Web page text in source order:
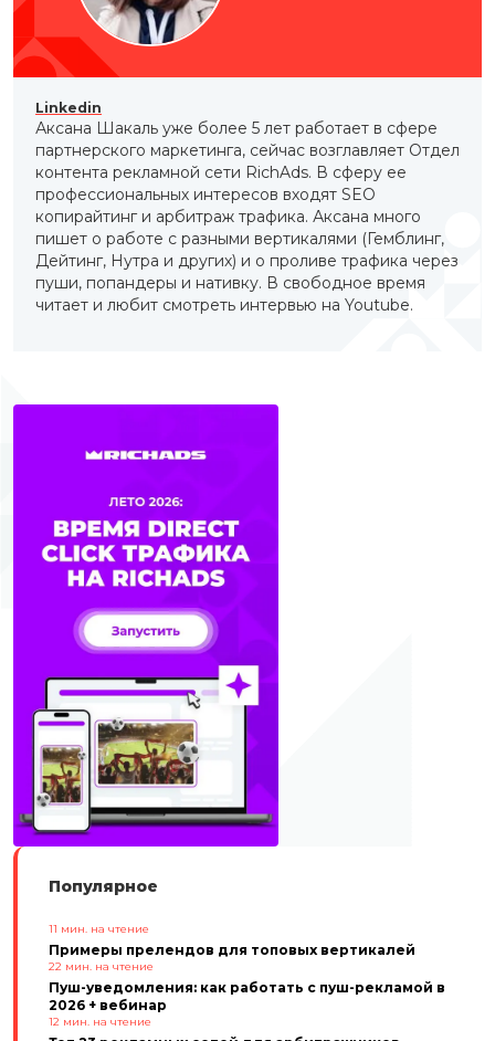
Linkedin
Аксана Шакаль уже более 5 лет работает в сфере
партнерского маркетинга, сейчас возглавляет Отдел
контента рекламной сети RichAds. В сферу ее
профессиональных интересов входят SEO
копирайтинг и арбитраж трафика. Аксана много
пишет о работе с разными вертикалями (Гемблинг,
Дейтинг, Нутра и других) и о проливе трафика через
пуши, попандеры и нативку. В свободное время
читает и любит смотреть интервью на Youtube.
Популярное
11 мин. на чтение
Примеры прелендов для топовых вертикалей
22 мин. на чтение
Пуш-уведомления: как работать с пуш-рекламой в
2026 + вебинар
12 мин. на чтение